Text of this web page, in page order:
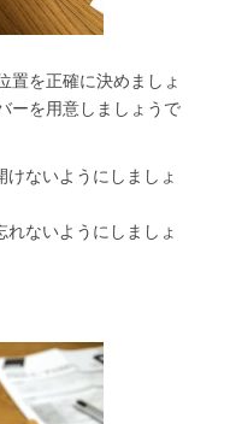
置を正確に決めましょ
ーを用意しましょうで
ないようにしましょ
ないようにしましょ